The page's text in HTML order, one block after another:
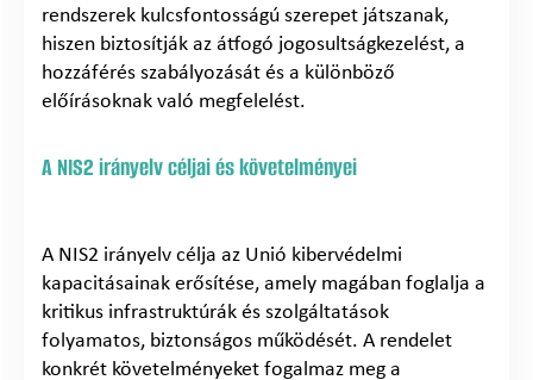
rendszerek kulcsfontosságú szerepet játszanak,
hiszen biztosítják az átfogó jogosultságkezelést, a
hozzáférés szabályozását és a különböző
előírásoknak való megfelelést.
A NIS2 irányelv céljai és követelményei
A NIS2 irányelv célja az Unió kibervédelmi
kapacitásainak erősítése, amely magában foglalja a
kritikus infrastruktúrák és szolgáltatások
folyamatos, biztonságos működését. A rendelet
konkrét követelményeket fogalmaz meg a